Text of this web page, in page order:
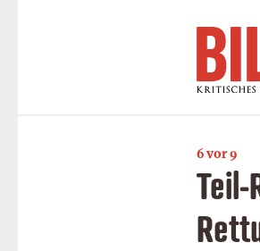
6 vor 9